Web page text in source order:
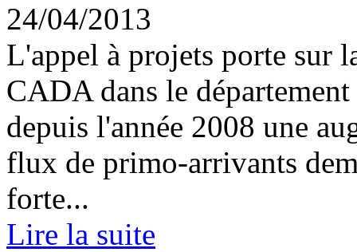
24/04/2013
L'appel à projets porte sur
CADA dans le
depuis l'année 2008 une
flux de primo-arrivants
forte...
Lire la suite